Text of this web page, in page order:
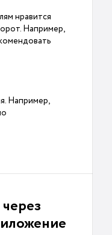
нравится
Например,
Например,